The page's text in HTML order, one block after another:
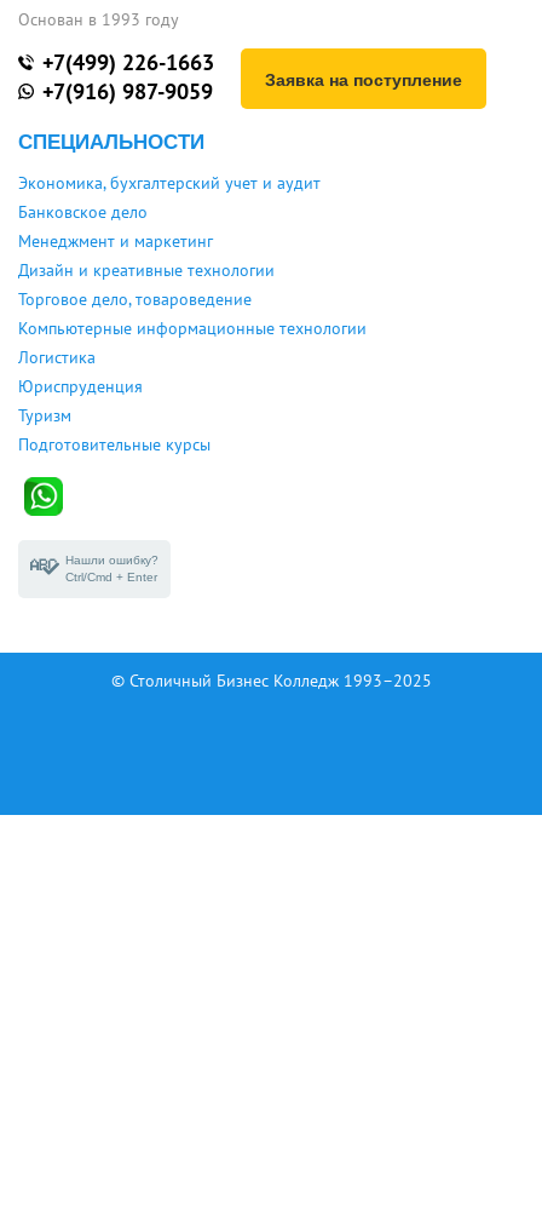
Основан в 1993 году
+7(499) 226-1663
+7(916) 987-9059
Заявка на поступление
СПЕЦИАЛЬНОСТИ
Экономика, бухгалтерский учет и аудит
Банковское дело
Менеджмент и маркетинг
Дизайн и креативные технологии
Торговое дело, товароведение
Компьютерные информационные технологии
Логистика
Юриспруденция
Туризм
Подготовительные курсы
Нашли ошибку?
Ctrl/Cmd + Enter
© Столичный Бизнес Колледж 1993–2025